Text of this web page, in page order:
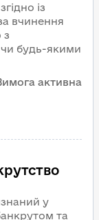
із
вчинення
з
чи будь-якими
активна
у
та